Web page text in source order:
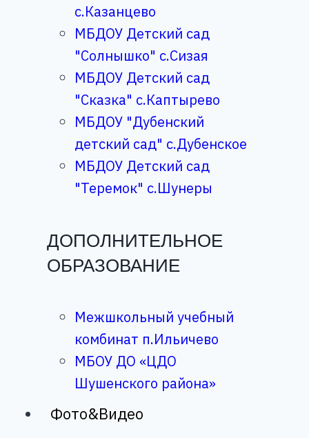
с.Казанцево
МБДОУ Детский сад
"Солнышко" с.Сизая
МБДОУ Детский сад
"Сказка" с.Каптырево
МБДОУ "Дубенский
детский сад" с.Дубенское
МБДОУ Детский сад
"Теремок" с.Шунеры
ДОПОЛНИТЕЛЬНОЕ
ОБРАЗОВАНИЕ
Межшкольный учебный
комбинат п.Ильичево
МБОУ ДО «ЦДО
Шушенского района»
Фото&Видео